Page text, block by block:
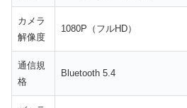
カメラ
解像度
1080P（フルHD）
通信規
格
Bluetooth 5.4